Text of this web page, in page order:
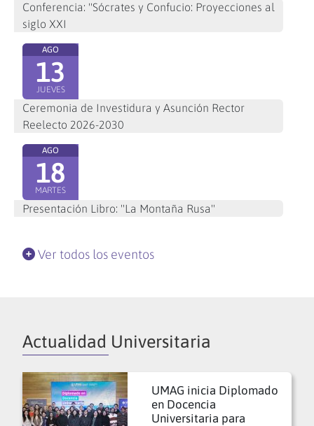
Conferencia: "Sócrates y Confucio: Proyecciones al
siglo XXI
AGO
13
JUEVES
Ceremonia de Investidura y Asunción Rector
Reelecto 2026-2030
AGO
18
MARTES
Presentación Libro: "La Montaña Rusa"
Ver todos los eventos
Actualidad Universitaria
UMAG inicia Diplomado
en Docencia
Universitaria para